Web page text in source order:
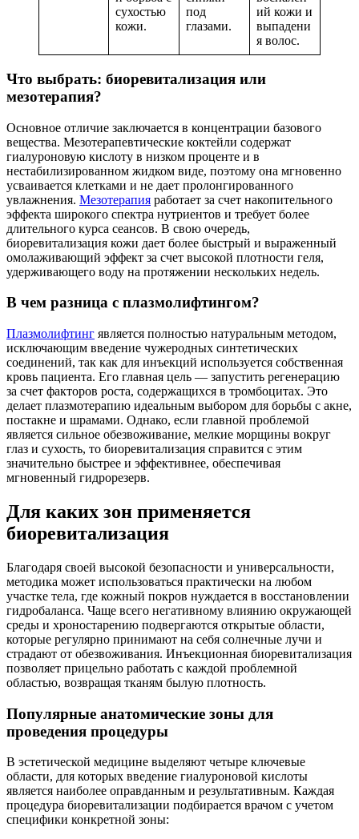
сухостью
кожи.
под
глазами.
ий кожи и
выпадени
я волос.
Что выбрать: биоревитализация или
мезотерапия?
Основное отличие заключается в концентрации базового
вещества. Мезотерапевтические коктейли содержат
гиалуроновую кислоту в низком проценте и в
нестабилизированном жидком виде, поэтому она мгновенно
усваивается клетками и не дает пролонгированного
увлажнения. Мезотерапия работает за счет накопительного
эффекта широкого спектра нутриентов и требует более
длительного курса сеансов. В свою очередь,
биоревитализация кожи дает более быстрый и выраженный
омолаживающий эффект за счет высокой плотности геля,
удерживающего воду на протяжении нескольких недель.
В чем разница с плазмолифтингом?
Плазмолифтинг является полностью натуральным методом,
исключающим введение чужеродных синтетических
соединений, так как для инъекций используется собственная
кровь пациента. Его главная цель — запустить регенерацию
за счет факторов роста, содержащихся в тромбоцитах. Это
делает плазмотерапию идеальным выбором для борьбы с акне,
постакне и шрамами. Однако, если главной проблемой
является сильное обезвоживание, мелкие морщины вокруг
глаз и сухость, то биоревитализация справится с этим
значительно быстрее и эффективнее, обеспечивая
мгновенный гидрорезерв.
Для каких зон применяется
биоревитализация
Благодаря своей высокой безопасности и универсальности,
методика может использоваться практически на любом
участке тела, где кожный покров нуждается в восстановлении
гидробаланса. Чаще всего негативному влиянию окружающей
среды и хроностарению подвергаются открытые области,
которые регулярно принимают на себя солнечные лучи и
страдают от обезвоживания. Инъекционная биоревитализация
позволяет прицельно работать с каждой проблемной
областью, возвращая тканям былую плотность.
Популярные анатомические зоны для
проведения процедуры
В эстетической медицине выделяют четыре ключевые
области, для которых введение гиалуроновой кислоты
является наиболее оправданным и результативным. Каждая
процедура биоревитализации подбирается врачом с учетом
специфики конкретной зоны: